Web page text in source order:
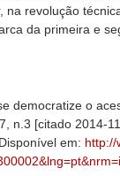
revolução
da primeira e
democratize o
n.3 [citado 2014-
em: http://